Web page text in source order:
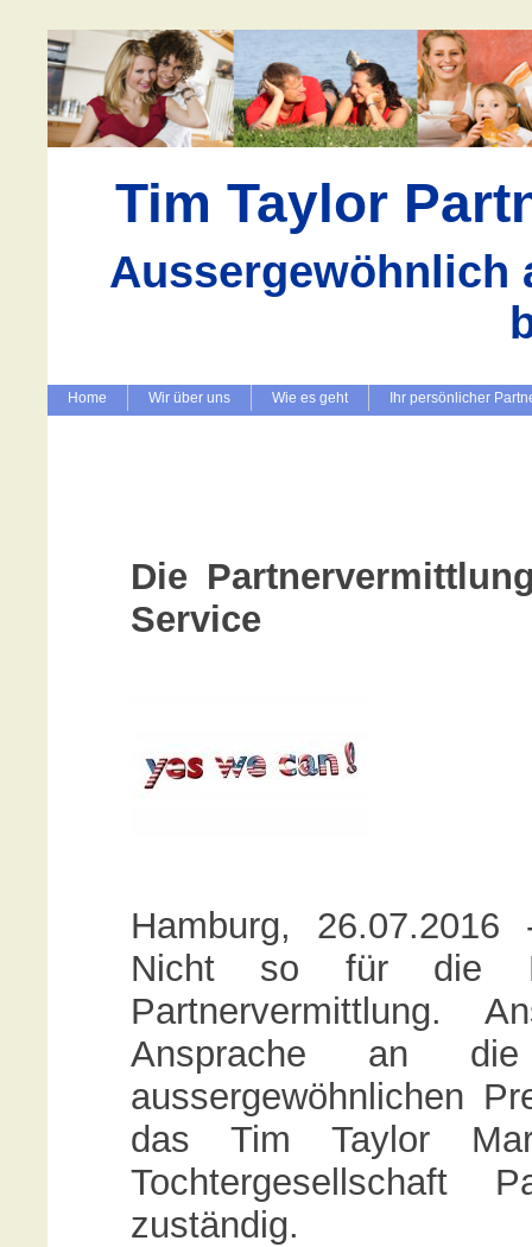
Tim Taylor
Aussergewöhnlich
Home Wir über uns Wie es geht Ihr persönlicher
Die
Service
Hamburg, 26.07.2016
Nicht so für die
Partnervermittlung.
Ansprache an
aussergewöhnlichen
das Tim Taylor
Tochtergesellschaft
zuständig.